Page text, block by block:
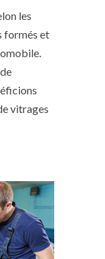
les
formés et
vitrages